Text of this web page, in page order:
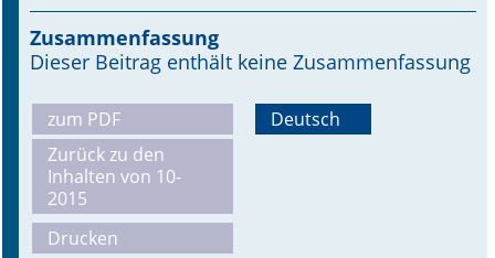
Supplements
Supplements OrphanAnesthesia
Online First
A&I English
Mediadaten
Zusammenfassung
Dieser Beitrag enthält keine Zusammenfassung
zum PDF
Zurück zu den
Inhalten von 10-
2015
Drucken
Deutsch